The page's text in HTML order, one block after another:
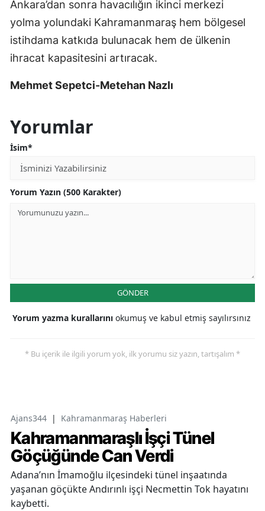
Ankara’dan sonra havacılığın ikinci merkezi
yolma yolundaki Kahramanmaraş hem bölgesel
istihdama katkıda bulunacak hem de ülkenin
ihracat kapasitesini artıracak.
Mehmet Sepetci-Metehan Nazlı
Yorumlar
İsim*
Yorum Yazın (500 Karakter)
GÖNDER
Yorum yazma kurallarını okumuş ve kabul etmiş sayılırsınız
* Bu içerik ile ilgili yorum yok, ilk yorumu siz yazın, tartışalım *
Ajans344 | Kahramanmaraş Haberleri
Kahramanmaraşlı İşçi Tünel
Göçüğünde Can Verdi
Adana’nın İmamoğlu ilçesindeki tünel inşaatında
yaşanan göçükte Andırınlı işçi Necmettin Tok hayatını
kaybetti.